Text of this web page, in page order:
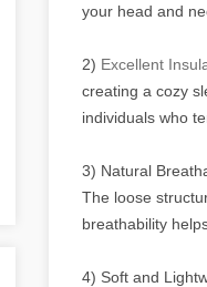
your head and
2) Excellent
creating a cozy
individuals who
3) Natural
The loose
breathability
4) Soft and